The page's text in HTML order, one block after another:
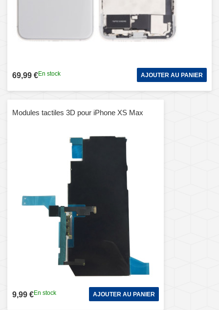
69,99 €En stock AJOUTER AU PANIER
Modules tactiles 3D pour iPhone XS Max
9,99 €En stock AJOUTER AU PANIER